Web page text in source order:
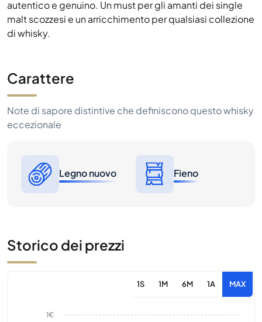
autentico e genuino. Un must per gli amanti dei single
malt scozzesi e un arricchimento per qualsiasi collezione
di whisky.
Carattere
Note di sapore distintive che definiscono questo whisky
eccezionale
Legno nuovo Fieno
Storico dei prezzi
1S 1M 6M 1A MAX
1€